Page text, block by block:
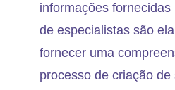
informações
de especialistas são
fornecer uma
processo de criação de